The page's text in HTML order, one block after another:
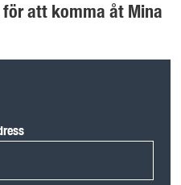
att komma åt Mina